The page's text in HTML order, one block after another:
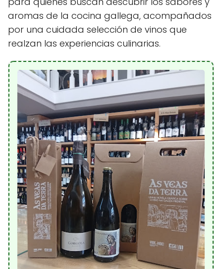
aromas de la cocina gallega, acompañados
por una cuidada selección de vinos que
realzan las experiencias culinarias.